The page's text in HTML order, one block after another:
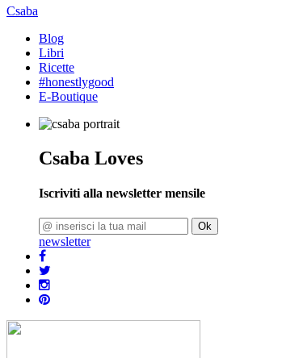
Csaba
Blog
Libri
Ricette
#honestlygood
E-Boutique
Csaba Loves
Iscriviti alla newsletter mensile
Ok
newsletter